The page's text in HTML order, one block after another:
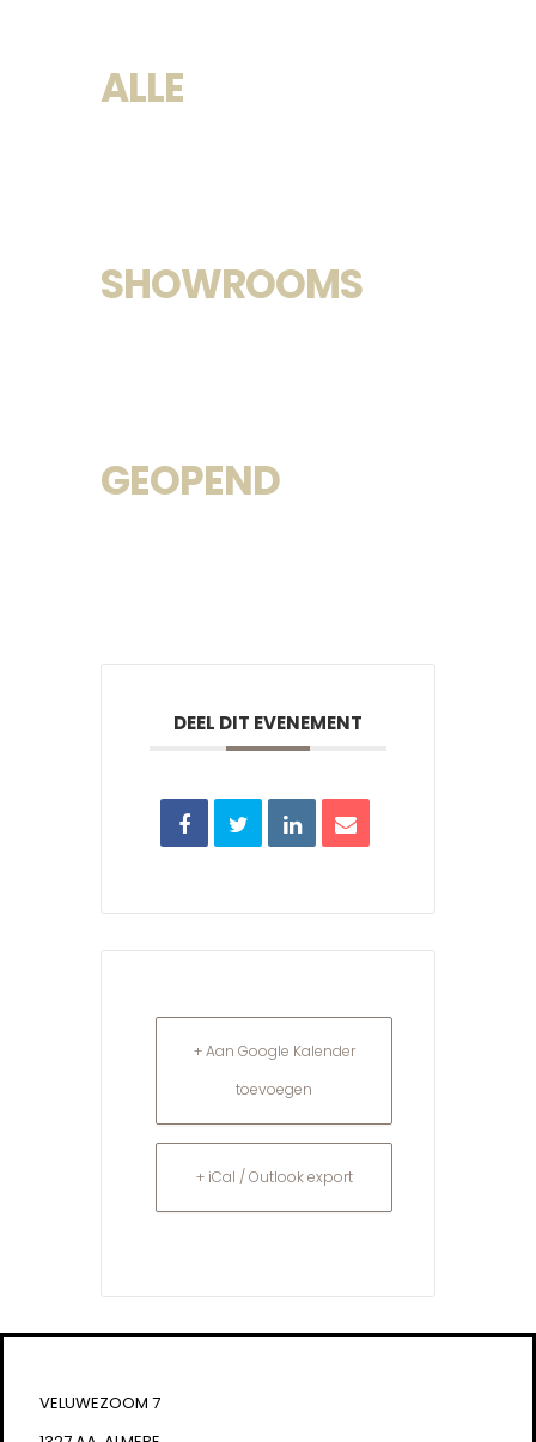
ALLE
SHOWROOMS
GEOPEND
DEEL DIT EVENEMENT
+ Aan Google Kalender
toevoegen
+ iCal / Outlook export
VELUWEZOOM 7